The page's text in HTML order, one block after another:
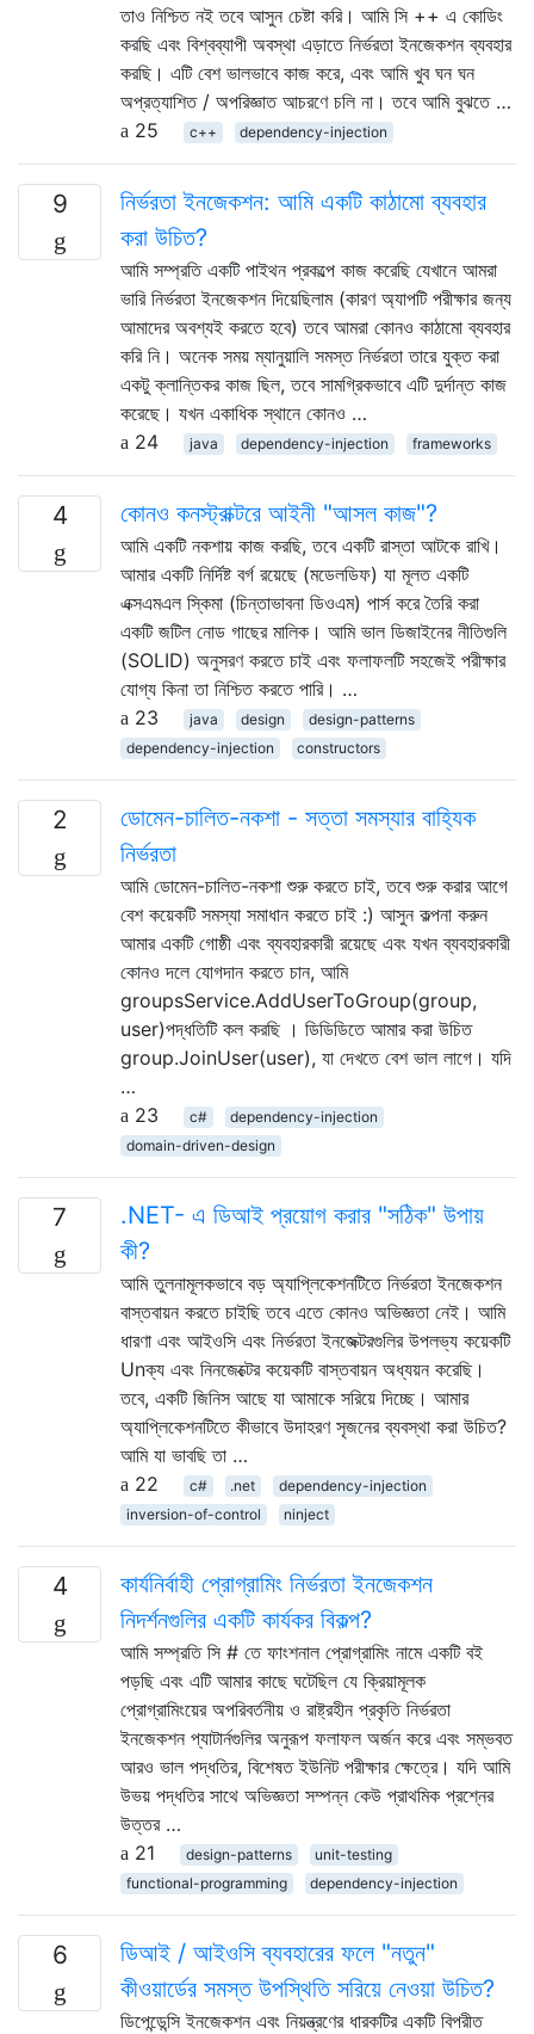
তাও নিশ্চিত নই তবে আসুন চেষ্টা করি। আমি সি ++ এ কোডিং
করছি এবং বিশ্বব্যাপী অবস্থা এড়াতে নির্ভরতা ইনজেকশন ব্যবহার
করছি। এটি বেশ ভালভাবে কাজ করে, এবং আমি খুব ঘন ঘন
অপ্রত্যাশিত / অপরিজ্ঞাত আচরণে চলি না। তবে আমি বুঝতে …
25
c++ dependency-injection
9
নির্ভরতা ইনজেকশন: আমি একটি কাঠামো ব্যবহার
করা উচিত?
আমি সম্প্রতি একটি পাইথন প্রকল্পে কাজ করেছি যেখানে আমরা
ভারি নির্ভরতা ইনজেকশন দিয়েছিলাম (কারণ অ্যাপটি পরীক্ষার জন্য
আমাদের অবশ্যই করতে হবে) তবে আমরা কোনও কাঠামো ব্যবহার
করি নি। অনেক সময় ম্যানুয়ালি সমস্ত নির্ভরতা তারে যুক্ত করা
একটু ক্লান্তিকর কাজ ছিল, তবে সামগ্রিকভাবে এটি দুর্দান্ত কাজ
করেছে। যখন একাধিক স্থানে কোনও …
24
java dependency-injection frameworks
4 কোনও কনস্ট্রাক্টরে আইনী "আসল কাজ"?
আমি একটি নকশায় কাজ করছি, তবে একটি রাস্তা আটকে রাখি।
আমার একটি নির্দিষ্ট বর্গ রয়েছে (মডেলডিফ) যা মূলত একটি
এক্সএমএল স্কিমা (চিন্তাভাবনা ডিওএম) পার্স করে তৈরি করা
একটি জটিল নোড গাছের মালিক। আমি ভাল ডিজাইনের নীতিগুলি
(SOLID) অনুসরণ করতে চাই এবং ফলাফলটি সহজেই পরীক্ষার
যোগ্য কিনা তা নিশ্চিত করতে পারি। …
23
java design
design-patterns
dependency-injection
constructors
2
ডোমেন-চালিত-নকশা - সত্তা সমস্যার বাহ্যিক
নির্ভরতা
আমি ডোমেন-চালিত-নকশা শুরু করতে চাই, তবে শুরু করার আগে
বেশ কয়েকটি সমস্যা সমাধান করতে চাই :) আসুন কল্পনা করুন
আমার একটি গোষ্ঠী এবং ব্যবহারকারী রয়েছে এবং যখন ব্যবহারকারী
কোনও দলে যোগদান করতে চান, আমি
groupsService.AddUserToGroup(group,
user)পদ্ধতিটি কল করছি । ডিডিডিতে আমার করা উচিত
group.JoinUser(user), যা দেখতে বেশ ভাল লাগে। যদি
…
23
c#
dependency-injection
domain-driven-design
7
.NET- এ ডিআই প্রয়োগ করার "সঠিক" উপায়
কী?
আমি তুলনামূলকভাবে বড় অ্যাপ্লিকেশনটিতে নির্ভরতা ইনজেকশন
বাস্তবায়ন করতে চাইছি তবে এতে কোনও অভিজ্ঞতা নেই। আমি
ধারণা এবং আইওসি এবং নির্ভরতা ইনজেক্টরগুলির উপলভ্য কয়েকটি
Unক্য এবং নিনজেক্টের কয়েকটি বাস্তবায়ন অধ্যয়ন করেছি।
তবে, একটি জিনিস আছে যা আমাকে সরিয়ে দিচ্ছে। আমার
অ্যাপ্লিকেশনটিতে কীভাবে উদাহরণ সৃজনের ব্যবস্থা করা উচিত?
আমি যা ভাবছি তা …
22
c# .net
dependency-injection
inversion-of-control
ninject
4
কার্যনির্বাহী প্রোগ্রামিং নির্ভরতা ইনজেকশন
নিদর্শনগুলির একটি কার্যকর বিকল্প?
আমি সম্প্রতি সি # তে ফাংশনাল প্রোগ্রামিং নামে একটি বই
পড়ছি এবং এটি আমার কাছে ঘটেছিল যে ক্রিয়ামূলক
প্রোগ্রামিংয়ের অপরিবর্তনীয় ও রাষ্ট্রহীন প্রকৃতি নির্ভরতা
ইনজেকশন প্যাটার্নগুলির অনুরূপ ফলাফল অর্জন করে এবং সম্ভবত
আরও ভাল পদ্ধতির, বিশেষত ইউনিট পরীক্ষার ক্ষেত্রে। যদি আমি
উভয় পদ্ধতির সাথে অভিজ্ঞতা সম্পন্ন কেউ প্রাথমিক প্রশ্নের
উত্তর …
21
design-patterns
unit-testing
functional-programming
dependency-injection
6
ডিআই / আইওসি ব্যবহারের ফলে "নতুন"
কীওয়ার্ডের সমস্ত উপস্থিতি সরিয়ে নেওয়া উচিত?
ডিপেন্ডেন্সি ইনজেকশন এবং নিয়ন্ত্রণের ধারকটির একটি বিপরীত